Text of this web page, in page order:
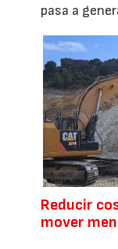
pasa a
Reducir
mover